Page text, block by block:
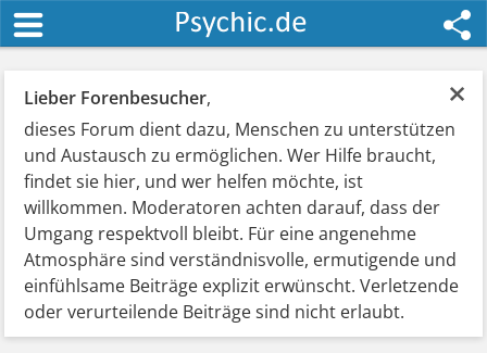
×
Lieber Forenbesucher,
dieses Forum dient dazu, Menschen zu unterstützen
und Austausch zu ermöglichen. Wer Hilfe braucht,
findet sie hier, und wer helfen möchte, ist
willkommen. Moderatoren achten darauf, dass der
Umgang respektvoll bleibt. Für eine angenehme
Atmosphäre sind verständnisvolle, ermutigende und
einfühlsame Beiträge explizit erwünscht. Verletzende
oder verurteilende Beiträge sind nicht erlaubt.